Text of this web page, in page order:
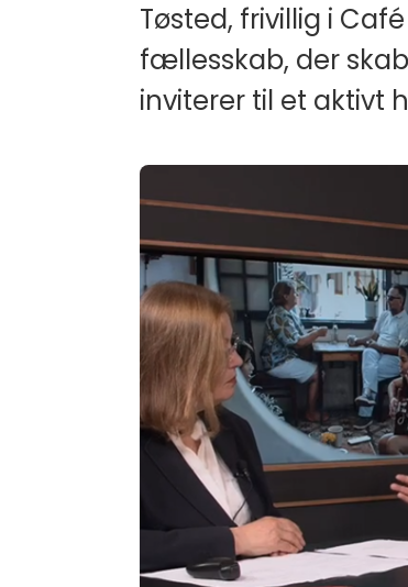
Tøsted, frivillig i
fællesskab, der
inviterer til et aktivt